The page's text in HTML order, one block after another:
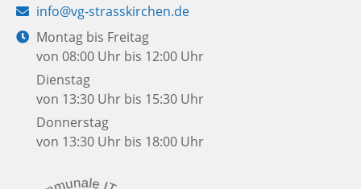
E-
Mail:
info@vg-strasskirchen.de
Öffnungszeiten:
Montag bis Freitag
von 08:00 Uhr bis 12:00 Uhr
Dienstag
von 13:30 Uhr bis 15:30 Uhr
Donnerstag
von 13:30 Uhr bis 18:00 Uhr